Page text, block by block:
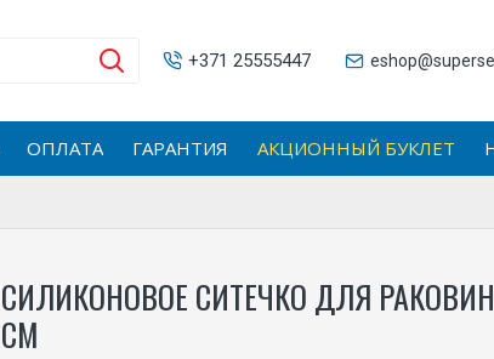
+371 25555447
ОПЛАТА ГАРАНТИЯ АКЦИОННЫЙ БУКЛЕТ
СИЛИКОНОВОЕ СИТЕЧКО ДЛЯ
СМ